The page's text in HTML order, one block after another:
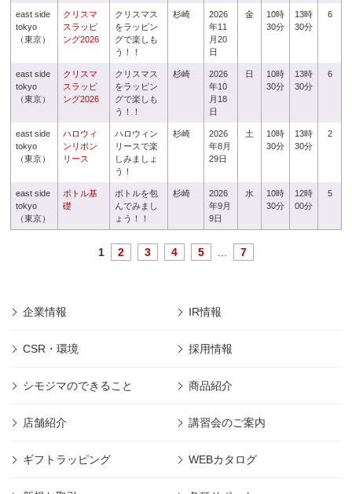
east side
tokyo
（東京）
クリスマ
スラッピ
ング2026
クリスマス
をラッピン
グで楽しも
う！！
杉崎
2026
年11
月20
日
金
10時
30分
13時
30分
6
east side
tokyo
（東京）
クリスマ
スラッピ
ング2026
クリスマス
をラッピン
グで楽しも
う！！
杉崎
2026
年10
月18
日
日
10時
30分
13時
30分
6
east side
tokyo
（東京）
ハロウィ
ンリボン
リース
ハロウィン
リースで楽
しみましょ
う！
杉崎
2026
年8月
29日
土
10時
30分
13時
30分
2
east side
tokyo
（東京）
ボトル基
礎
ボトルを包
んでみまし
ょう！！
杉崎
2026
年9月
9日
水
10時
30分
12時
00分
5
1 2 3 4 5 7
企業情報 IR情報
CSR・環境 採用情報
シモジマのできること 商品紹介
店舗紹介 講習会のご案内
ギフトラッピング WEBカタログ